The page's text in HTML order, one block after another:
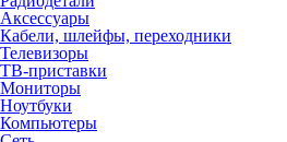
Аксессуары
Кабели, шлейфы, переходники
Телевизоры
ТВ-приставки
Мониторы
Ноутбуки
Компьютеры